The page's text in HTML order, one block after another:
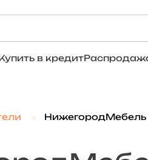
в кредит
НижегородМебель